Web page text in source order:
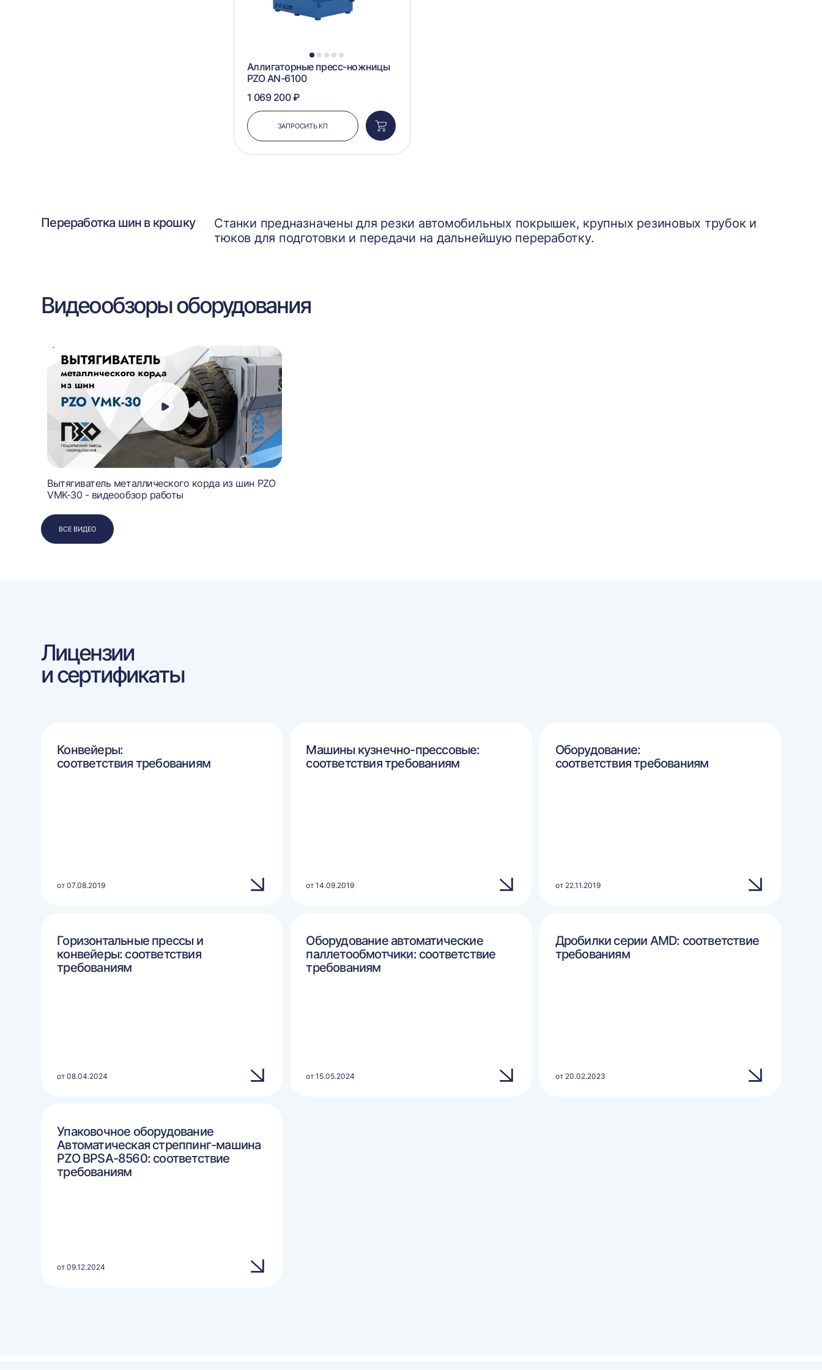
1 2 3 4 5
Аллигаторные пресс-ножницы
PZO AN-6100
1 069 200 ₽
ЗАПРОСИТЬ КП
Добавить
в
корзину
Переработка шин в крошку
Станки предназначены для резки автомобильных покрышек, крупных резиновых трубок и
тюков для подготовки и передачи на дальнейшую переработку.
Видеообзоры оборудования
Вытягиватель металлического корда из шин PZO
VMK-30 - видеообзор работы
ВСЕ ВИДЕО
Лицензии
и сертификаты
Конвейеры:
соответствия требованиям
от 07.08.2019
Машины кузнечно-прессовые:
соответствия требованиям
от 14.09.2019
Оборудование:
соответствия требованиям
от 22.11.2019
Горизонтальные прессы и
конвейеры: соответствия
требованиям
от 08.04.2024
Оборудование автоматические
паллетообмотчики: соответствие
требованиям
от 15.05.2024
Дробилки серии AMD: соответствие
требованиям
от 20.02.2023
Упаковочное оборудование
Автоматическая стреппинг-машина
PZO BPSA-8560: соответствие
требованиям
от 09.12.2024